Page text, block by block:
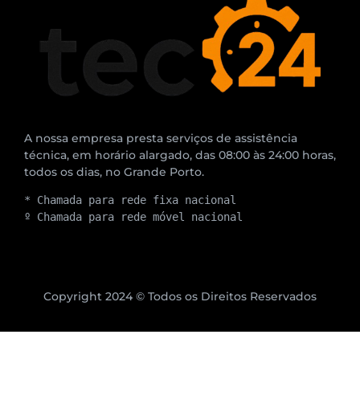
A nossa empresa presta serviços de assistência
técnica, em horário alargado, das 08:00 às 24:00 horas,
todos os dias, no Grande Porto.
* Chamada para rede fixa nacional
º Chamada para rede móvel nacional
Copyright 2024 © Todos os Direitos Reservados